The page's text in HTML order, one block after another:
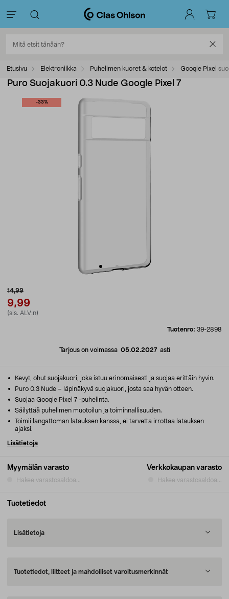
Etusivu Elektroniikka Puhelimen kuoret & kotelot Google Pixel
Puro Suojakuori 0.3 Nude Google Pixel 7
-33%
14,99
9,99
(sis. ALV:n)
Tuotenro: 39-2898
Tarjous on voimassa 05.02.2027asti
Myymälän varasto
Hakee varastosaldoa...
Verkkokaupan varasto
Hakee varastosaldoa...
Kevyt, ohut suojakuori, joka istuu erinomaisesti ja suojaa erittäin hyvin.
Puro 0.3 Nude – läpinäkyvä suojakuori, josta saa hyvän otteen.
Suojaa Google Pixel 7 -puhelinta.
Säilyttää puhelimen muotoilun ja toiminnallisuuden.
Toimii langattoman latauksen kanssa, ei tarvetta irrottaa latauksen
ajaksi.
Lisätietoja
Tuotetiedot
Lisätietoja
Tuotetiedot, liitteet ja mahdolliset varoitusmerkinnät